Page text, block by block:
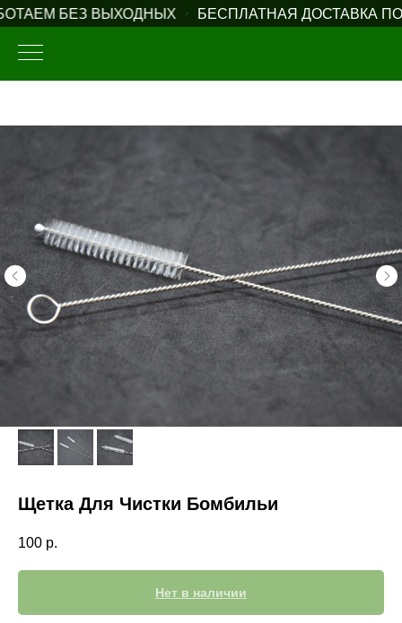
БЕЗ ВЫХОДНЫХ БЕСПЛАТНАЯ ДОСТАВКА ПО
Щетка Для Чистки Бомбильи
100 р.
Нет в наличии